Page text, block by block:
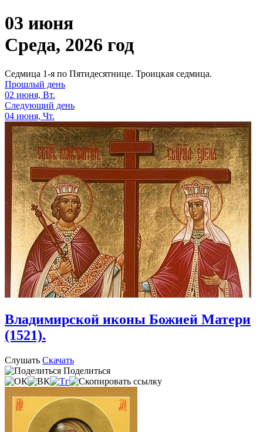
03 июня
Среда, 2026 год
Седмица 1-я по Пятидесятнице. Троицкая седмица.
Прошлый день
02 июня, Вт.
Следующий день
04 июня, Чт.
Владимирской иконы Божией Матери
(1521).
Слушать Скачать
Поделиться